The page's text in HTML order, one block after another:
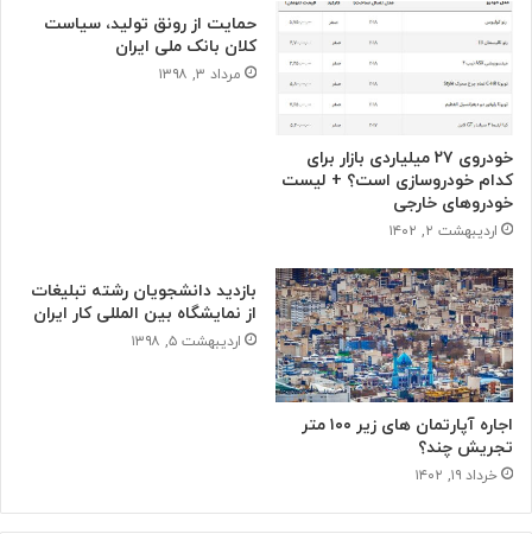
خودروی ۲۷ میلیاردی بازار برای
کدام خودروسازی است؟ + لیست
خودروهای خارجی
اردیبهشت ۲, ۱۴۰۲
حمایت از رونق تولید، سیاست
کلان بانک ملی ایران
مرداد ۳, ۱۳۹۸
اجاره آپارتمان های زیر ۱۰۰ متر
تجریش چند؟
خرداد ۱۹, ۱۴۰۲
بازدید دانشجویان رشته تبلیغات
از نمایشگاه بین المللی کار ایران
اردیبهشت ۵, ۱۳۹۸